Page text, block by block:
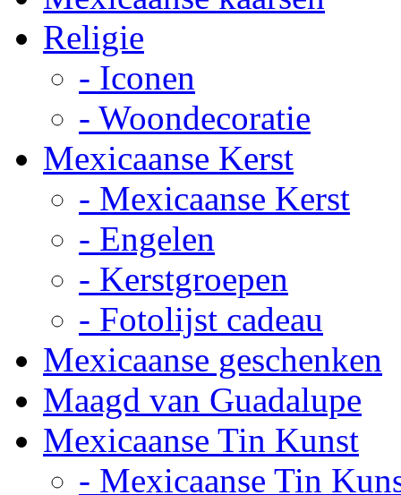
Religie
- Iconen
- Woondecoratie
Mexicaanse Kerst
- Mexicaanse Kerst
- Engelen
- Kerstgroepen
- Fotolijst cadeau
Mexicaanse geschenken
Maagd van Guadalupe
Mexicaanse Tin Kunst
- Mexicaanse Tin